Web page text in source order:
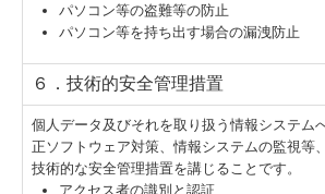
パソコン等の盗難等の防止
パソコン等を持ち出す場合の漏洩防止
６．技術的安全管理措置
個人データ及びそれを取り扱う情報システム
正ソフトウェア対策、情報システムの監視等
技術的な安全管理措置を講じることです。
アクセス者の識別と認証